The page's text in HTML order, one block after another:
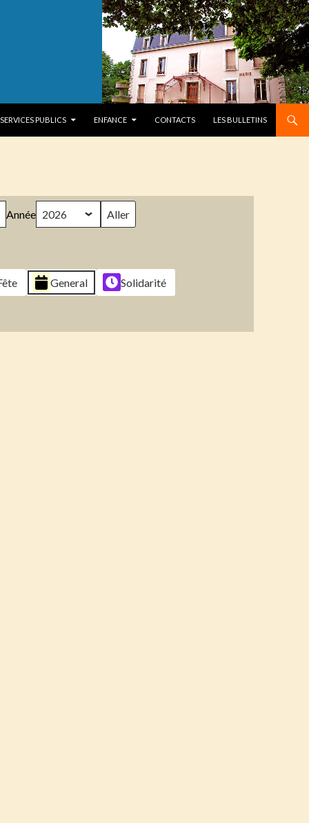
SERVICES PUBLICS ENFANCE CONTACTS LES BULLETINS
Année
General
Solidarité